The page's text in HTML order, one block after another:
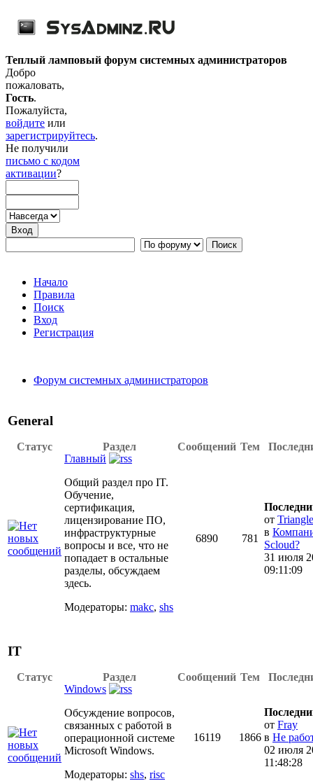
Теплый ламповый форум системных администраторов
Добро
пожаловать,
Гость.
Пожалуйста,
войдите или
зарегистрируйтесь.
Не получили
письмо с кодом
активации?
Начало
Правила
Поиск
Вход
Регистрация
Форум системных администраторов
General
Статус Раздел Сообщений Тем
Главный
Общий раздел про IT.
Обучение,
сертификация,
лицензирование ПО,
инфраструктурные
вопросы и все, что не
попадает в остальные
разделы, обсуждаем
здесь.
Модераторы: makc, shs
6890 781
от Triangle
в
Scloud?
31 июля
09:11:09
IT
Статус Раздел Сообщений Тем
Windows
Обсуждение вопросов,
связанных с работой в
операционной системе
Microsoft Windows.
Модераторы: shs, risc
16119 1866
от Fray
в Не
02 июля
11:48:28